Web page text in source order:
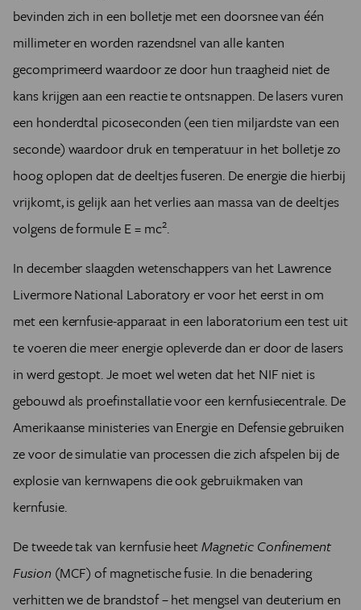
bevinden zich in een bolletje met een doorsnee van één
millimeter en worden razendsnel van alle kanten
gecomprimeerd waardoor ze door hun traagheid niet de
kans krijgen aan een reactie te ontsnappen. De lasers vuren
een honderdtal picoseconden (een tien miljardste van een
seconde) waardoor druk en temperatuur in het bolletje zo
hoog oplopen dat de deeltjes fuseren. De energie die hierbij
vrijkomt, is gelijk aan het verlies aan massa van de deeltjes
volgens de formule E = mc2.
In december slaagden wetenschappers van het Lawrence
Livermore National Laboratory er voor het eerst in om
met een kernfusie-apparaat in een laboratorium een test uit
te voeren die meer energie opleverde dan er door de lasers
in werd gestopt. Je moet wel weten dat het NIF niet is
gebouwd als proefinstallatie voor een kernfusiecentrale. De
Amerikaanse ministeries van Energie en Defensie gebruiken
ze voor de simulatie van processen die zich afspelen bij de
explosie van kernwapens die ook gebruikmaken van
kernfusie.
De tweede tak van kernfusie heetMagnetic Confinement
Fusion(MCF) of magnetische fusie. In die benadering
verhitten we de brandstof – het mengsel van deuterium en